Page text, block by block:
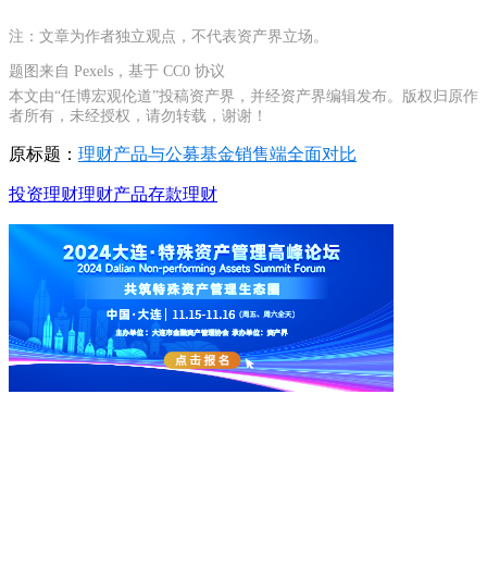
注：文章为作者独立观点，不代表资产界立场。
题图来自 Pexels，基于 CC0 协议
本文由“任博宏观伦道”投稿资产界，并经资产界编辑发布。版权归原作
者所有，未经授权，请勿转载，谢谢！
原标题： 理财产品与公募基金销售端全面对比
投资理财理财产品存款理财